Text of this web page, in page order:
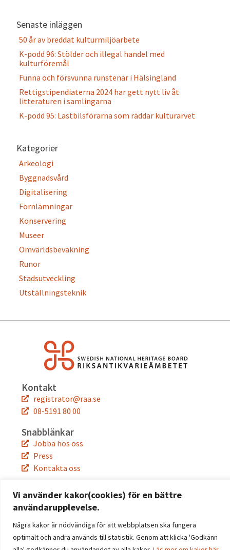
Vi använder kakor(cookies) för en bättre
användarupplevelse.
Några kakor är nödvändiga för att webbplatsen ska fungera
optimalt och andra används till statistik. Genom att klicka 'Godkänn
Senaste inläggen
50 år av breddat kulturmiljöarbete
K-podd 96: Stölder och illegal handel med
kulturföremål
Funna och försvunna runstenar i Hälsingland
Rettigstipendiaterna 2024 har gett nytt liv åt
litteraturen i samlingarna
K-podd 95: Lastbilsförarna som räddar kulturarvet
Kategorier
Arkeologi
Byggnadsvård
Digitalisering
Fornlämningar
Konservering
Museer
Omvärldsbevakning
Runor
Stadsutveckling
Utställningsteknik
Kontakt
registrator@raa.se
08-5191 80 00
Snabblänkar
Jobba hos oss
Press
Kontakta oss
Följ oss
Facebook
Instagram
Linkedin
YouTube